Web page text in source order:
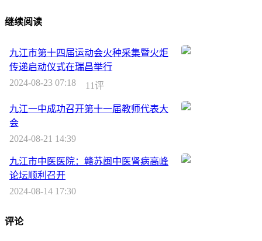
继续阅读
九江市第十四届运动会火种采集暨火炬
传递启动仪式在瑞昌举行
2024-08-23 07:18
11评
九江一中成功召开第十一届教师代表大
会
2024-08-21 14:39
九江市中医医院：赣苏闽中医肾病高峰
论坛顺利召开
2024-08-14 17:30
评论